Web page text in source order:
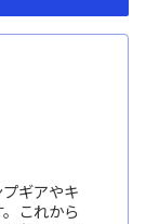
ギアやキ
これから